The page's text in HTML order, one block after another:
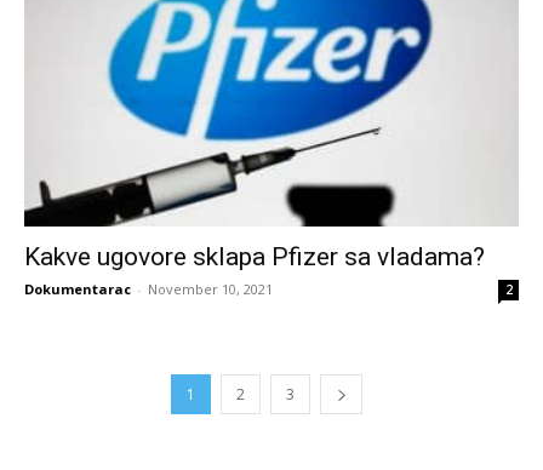
Kakve ugovore sklapa Pfizer sa vladama?
Dokumentarac - November 10, 2021 2
1 2 3